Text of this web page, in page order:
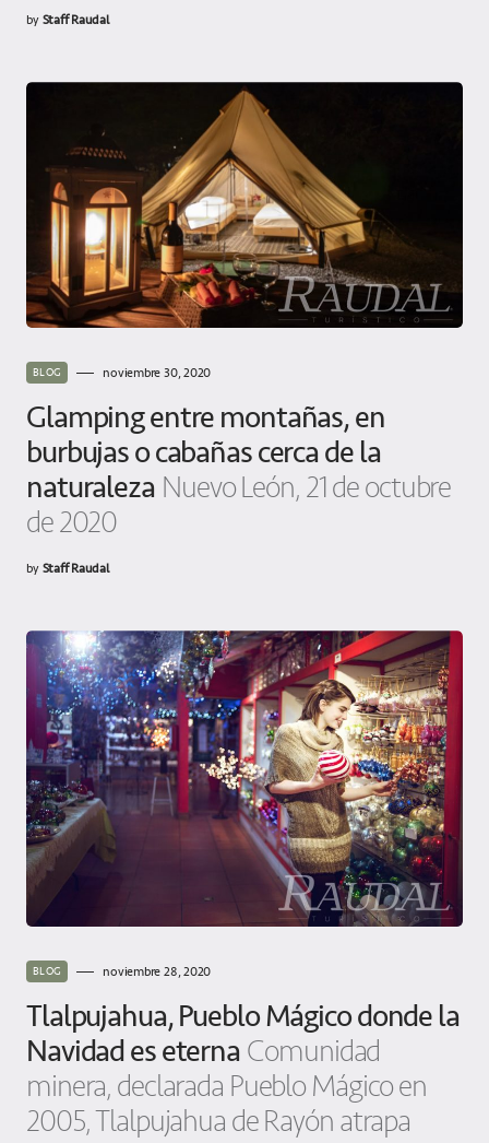
byStaff Raudal
BLOG noviembre 30, 2020
Glamping entre montañas, en
burbujas o cabañas cerca de la
naturaleza Nuevo León, 21 de octubre
de 2020
byStaff Raudal
BLOG noviembre 28, 2020
Tlalpujahua, Pueblo Mágico donde la
Navidad es eterna Comunidad
minera, declarada Pueblo Mágico en
2005, Tlalpujahua de Rayón atrapa